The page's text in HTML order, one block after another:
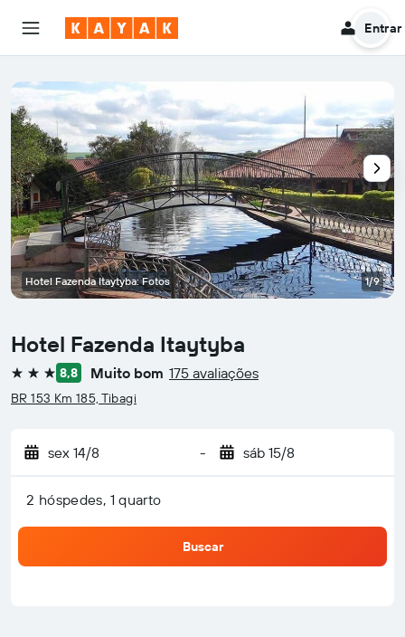
Entrar
Hotel Fazenda Itaytyba
3 estrelas8,8 Muito bom 175 avaliações
BR 153 Km 185, Tibagi
sex 14/8 - sáb 15/8
2 hóspedes, 1 quarto
Buscar
Hotel Fazenda Itaytyba: Fotos 1/9